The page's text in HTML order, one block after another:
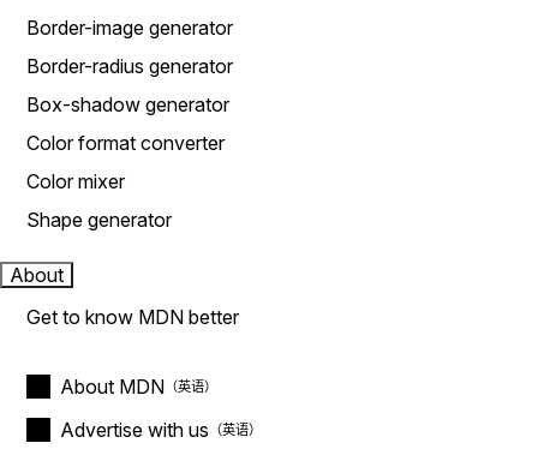
Border-image generator
Border-radius generator
Box-shadow generator
Color format converter
Color mixer
Shape generator
About
Get to know MDN better
About MDN
Advertise with us